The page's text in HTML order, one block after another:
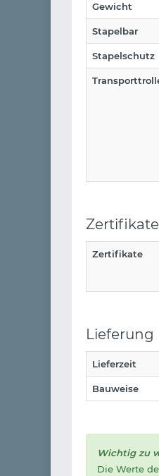
Gewicht
Stapelbar
Stapelschutz
Zertifikate
Zertifikate
Lieferung
Lieferzeit
Bauweise
Wichtig zu
Die Werte